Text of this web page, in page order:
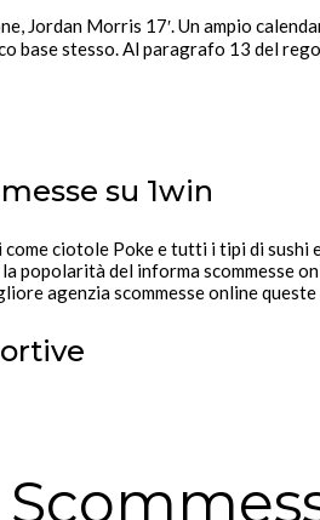
Jordan Morris 17′. Un ampio
base stesso. Al paragrafo 13 del
su 1win
ciotole Poke e tutti i tipi di
popolarità del informa scommesse
agenzia scommesse online